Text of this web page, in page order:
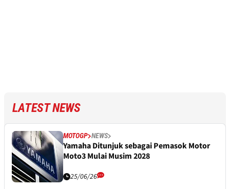
LATEST NEWS
MOTOGP NEWS
Yamaha Ditunjuk sebagai Pemasok Motor
Moto3 Mulai Musim 2028
25/06/26